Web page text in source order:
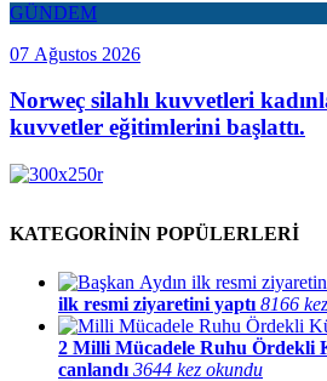
GÜNDEM
07 Ağustos 2026
Norweç silahlı kuvvetleri
kuvvetler eğitimlerini başlattı.
KATEGORİNİN POPÜLERLERİ
ilk resmi ziyaretini yaptı 8166
2 Milli Mücadele Ruhu Ördekli
canlandı 3644 kez okundu